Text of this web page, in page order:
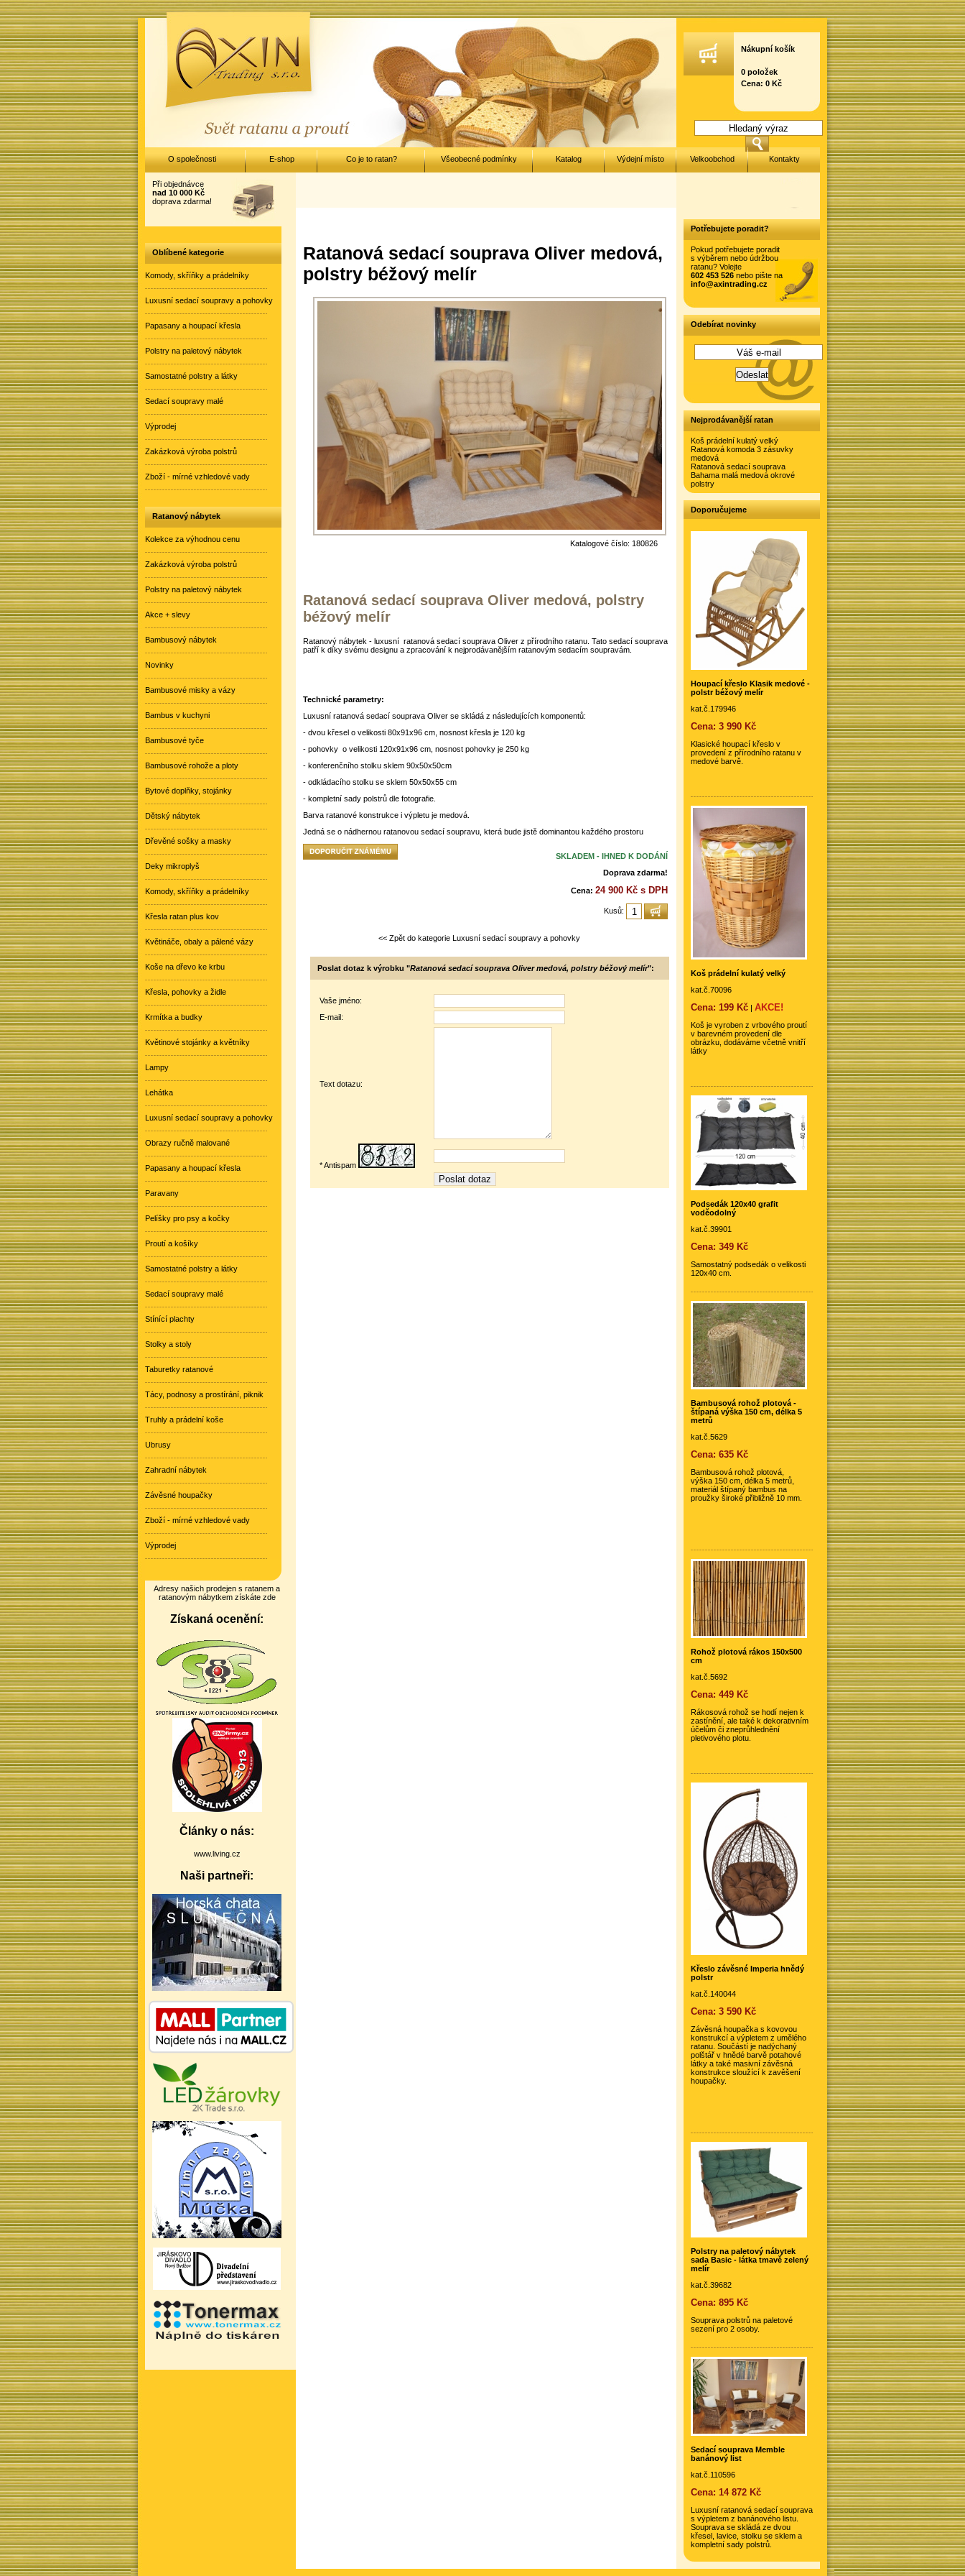
Ratanová sedací souprava Oliver medová,
polstry béžový melír
Katalogové číslo: 180826
Ratanová sedací souprava Oliver medová, polstry
béžový melír
Ratanový nábytek - luxusní ratanová sedací souprava Oliver z přírodního ratanu. Tato sedací souprava
patří k díky svému designu a zpracování k nejprodávanějším ratanovým sedacím soupravám.
Technické parametry:
Luxusní ratanová sedací souprava Oliver se skládá z následujících komponentů:
- dvou křesel o velikosti 80x91x96 cm, nosnost křesla je 120 kg
- pohovky o velikosti 120x91x96 cm, nosnost pohovky je 250 kg
- konferenčního stolku sklem 90x50x50cm
- odkládacího stolku se sklem 50x50x55 cm
- kompletní sady polstrů dle fotografie.
Barva ratanové konstrukce i výpletu je medová.
Jedná se o nádhernou ratanovou sedací soupravu, která bude jistě dominantou každého prostoru
SKLADEM - IHNED K DODÁNÍ
Doprava zdarma!
Cena: 24 900 Kč s DPH
Kusů:
<< Zpět do kategorie Luxusní sedací soupravy a pohovky
Poslat dotaz k výrobku "Ratanová sedací souprava Oliver medová, polstry béžový melír":
Vaše jméno:
E-mail:
Text dotazu:
* Antispam
Potřebujete poradit?
Pokud potřebujete poradit
s výběrem nebo údržbou
ratanu? Volejte
602 453 526 nebo pište na
info@axintrading.cz
Odebírat novinky
Nejprodávanější ratan
Koš prádelní kulatý velký
Ratanová komoda 3 zásuvky
medová
Ratanová sedací souprava
Bahama malá medová okrové
polstry
Doporučujeme
Houpací křeslo Klasik medové -
polstr béžový melír
kat.č.179946
Cena: 3 990 Kč
Klasické houpací křeslo v
provedení z přírodního ratanu v
medové barvě.
Koš prádelní kulatý velký
kat.č.70096
Cena: 199 Kč | AKCE!
Koš je vyroben z vrbového proutí
v barevném provedení dle
obrázku, dodáváme včetně vnitří
látky
Podsedák 120x40 grafit
voděodolný
kat.č.39901
Cena: 349 Kč
Samostatný podsedák o velikosti
120x40 cm.
Bambusová rohož plotová -
štípaná výška 150 cm, délka 5
metrů
kat.č.5629
Cena: 635 Kč
Bambusová rohož plotová,
výška 150 cm, délka 5 metrů,
materiál štípaný bambus na
proužky široké přibližně 10 mm.
Rohož plotová rákos 150x500
cm
kat.č.5692
Cena: 449 Kč
Rákosová rohož se hodí nejen k
zastínění, ale také k dekorativním
účelům či zneprůhlednění
pletivového plotu.
Křeslo závěsné Imperia hnědý
polstr
kat.č.140044
Cena: 3 590 Kč
Závěsná houpačka s kovovou
konstrukcí a výpletem z umělého
ratanu. Součástí je nadýchaný
polštář v hnědé barvě potahové
látky a také masivní závěsná
konstrukce sloužící k zavěšení
houpačky.
Polstry na paletový nábytek
sada Basic - látka tmavě zelený
melír
kat.č.39682
Cena: 895 Kč
Souprava polstrů na paletové
sezení pro 2 osoby.
Sedací souprava Memble
banánový list
kat.č.110596
Cena: 14 872 Kč
Luxusní ratanová sedací souprava
s výpletem z banánového listu.
Souprava se skládá ze dvou
křesel, lavice, stolku se sklem a
kompletní sady polstrů.
Při objednávce
nad 10 000 Kč
doprava zdarma!
Oblíbené kategorie
Komody, skříňky a prádelníky
Luxusní sedací soupravy a pohovky
Papasany a houpací křesla
Polstry na paletový nábytek
Samostatné polstry a látky
Sedací soupravy malé
Výprodej
Zakázková výroba polstrů
Zboží - mírné vzhledové vady
Ratanový nábytek
Kolekce za výhodnou cenu
Zakázková výroba polstrů
Polstry na paletový nábytek
Akce + slevy
Bambusový nábytek
Novinky
Bambusové misky a vázy
Bambus v kuchyni
Bambusové tyče
Bambusové rohože a ploty
Bytové doplňky, stojánky
Dětský nábytek
Dřevěné sošky a masky
Deky mikroplyš
Komody, skříňky a prádelníky
Křesla ratan plus kov
Květináče, obaly a pálené vázy
Koše na dřevo ke krbu
Křesla, pohovky a židle
Krmítka a budky
Květinové stojánky a květníky
Lampy
Lehátka
Luxusní sedací soupravy a pohovky
Obrazy ručně malované
Papasany a houpací křesla
Paravany
Pelíšky pro psy a kočky
Proutí a košíky
Samostatné polstry a látky
Sedací soupravy malé
Stínící plachty
Stolky a stoly
Taburetky ratanové
Tácy, podnosy a prostírání, piknik
Truhly a prádelní koše
Ubrusy
Zahradní nábytek
Závěsné houpačky
Zboží - mírné vzhledové vady
Výprodej
Adresy našich prodejen s ratanem a
ratanovým nábytkem získáte zde
Získaná ocenění:
Články o nás:
www.living.cz
Naši partneři:
Nákupní košík
0 položek
Cena: 0 Kč
O společnosti E-shop Co je to ratan? Všeobecné podmínky Katalog Výdejní místo Velkoobchod Kontakty